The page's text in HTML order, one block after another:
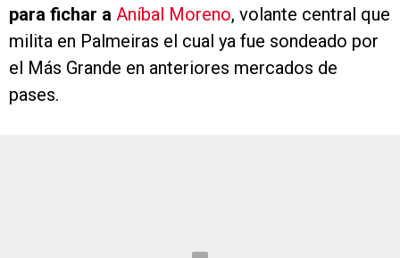
para fichar a Aníbal Moreno, volante central que
milita en Palmeiras el cual ya fue sondeado por
el Más Grande en anteriores mercados de
pases.